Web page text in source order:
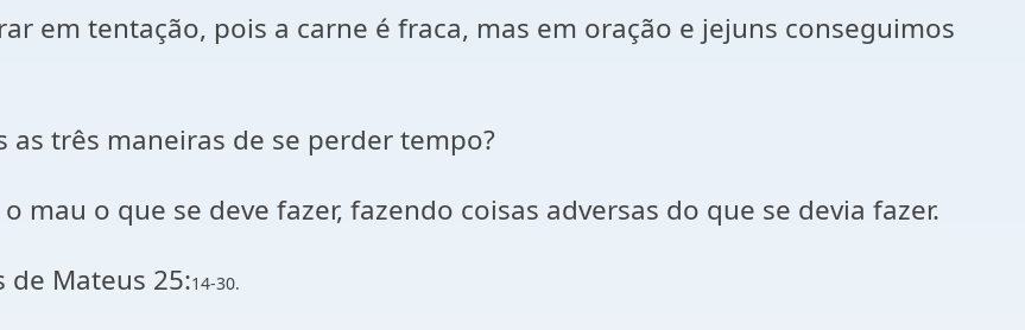
em tentação, pois a carne é fraca, mas em oração e jejuns conseguimos
três maneiras de se perder tempo?
mau o que se deve fazer, fazendo coisas adversas do que se devia fazer.
Mateus 25:14-30.